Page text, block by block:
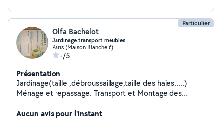
Particulier
Olfa Bachelot
Jardinage.transport meubles.
Paris (Maison Blanche 6)
-/5
Présentation
Jardinage(taille ,débroussaillage,taille des haies.....)
Ménage et repassage. Transport et Montage des
Installation caméra de surveillance.
Aucun avis pour l'instant